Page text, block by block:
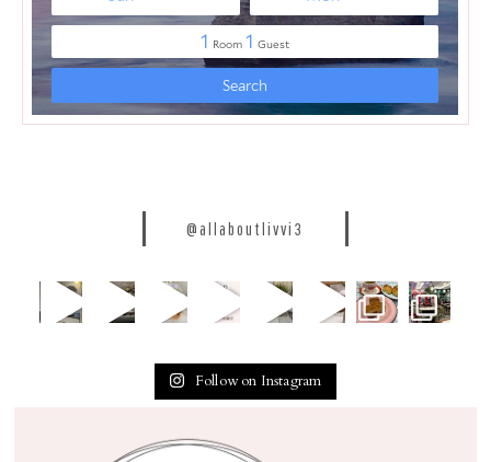
@allaboutlivvi3
Follow on Instagram